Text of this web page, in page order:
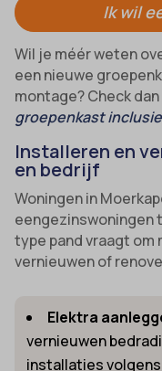
Ik wil
Wil je méér weten
een nieuwe
montage? Check
groepenkast
Installeren en
en bedrijf
Woningen in
eengezinswoningen
type pand vraagt om
vernieuwen of
Elektra
vernieuwen
installaties